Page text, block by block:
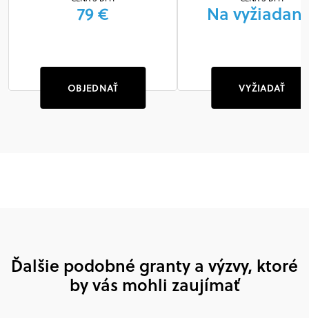
79 €
OBJEDNAŤ
Na
VYŽIADAŤ
Ďalšie podobné granty a výzvy, ktoré
by vás mohli zaujímať